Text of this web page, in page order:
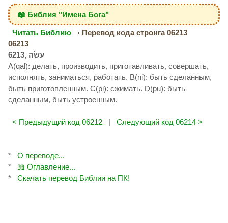
📖 Библия "Имена Бога"
Читать Библию
‹ Перевод кода стронга 06213
06213
A(qal): делать, производить, приготавливать, совершать,
исполнять, заниматься, работать. B(ni): быть сделанным,
быть приготовленным. C(pi): сжимать. D(pu): быть
сделанным, быть устроенным.
< Предыдущий код 06212 | Следующий код 06214 >
*
О переводе...
*
📖 Оглавление...
*
Скачать перевод Библии на ПК!